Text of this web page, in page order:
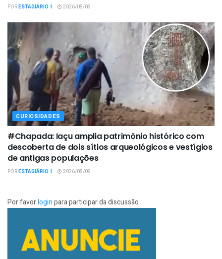
PORESTAGIÁRIO 1 2026/08/09
CURIOSIDADES
#Chapada: Iaçu amplia patrimônio histórico com
descoberta de dois sítios arqueológicos e vestígios
de antigas populações
PORESTAGIÁRIO 1 2026/08/09
Por favorloginpara participar da discussão